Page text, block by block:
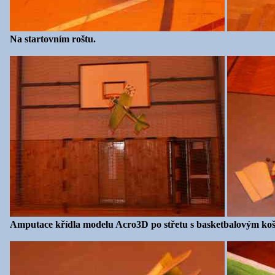
Na startovním roštu.
Amputace křídla modelu Acro3D po střetu s basketbalovým